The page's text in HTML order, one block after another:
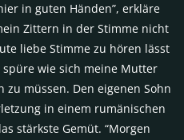
in guten Händen”, erkläre
Zittern in der Stimme nicht
liebe Stimme zu hören lässt
wie sich meine Mutter
müssen. Den eigenen Sohn
in einem rumänischen
stärkste Gemüt. “Morgen